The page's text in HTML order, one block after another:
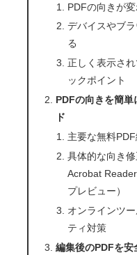
PDFの向きが
デバイスやブ
る
正しく表示さ
ックポイント
PDFの向きを簡単
ド
主要な無料
具体的な向き
Acrobat
プレビュー）
オンラインツ
ティ対策
編集後のPDFを